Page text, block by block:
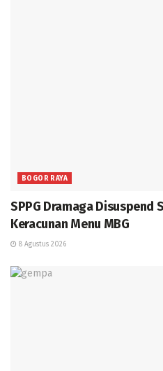
BOGOR RAYA
SPPG Dramaga Disuspend
Keracunan Menu MBG
8 Agustus 2026